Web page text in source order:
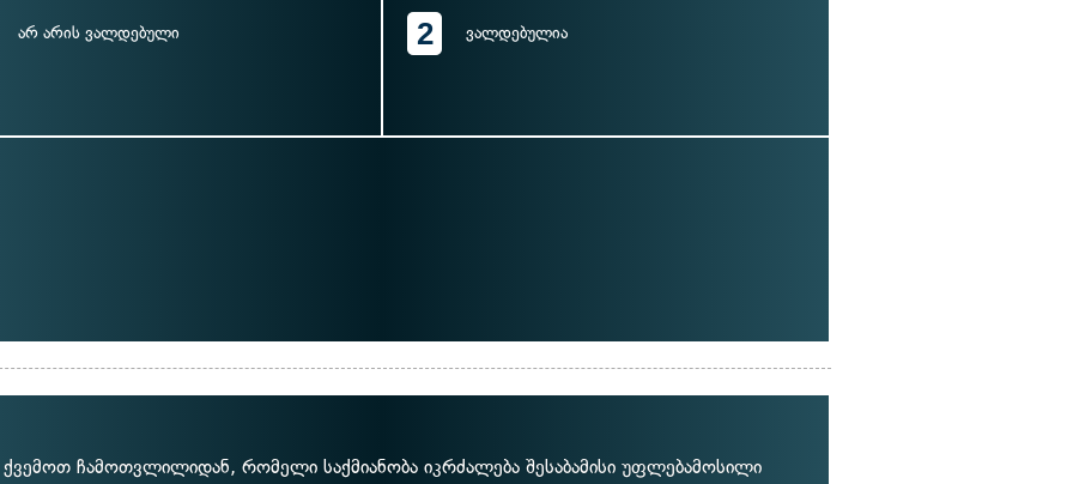
არ არის ვალდებული 2 ვალდებულია
ქვემოთ ჩამოთვლილიდან, რომელი საქმიანობა იკრძალება შესაბამისი უფლებამოსილი